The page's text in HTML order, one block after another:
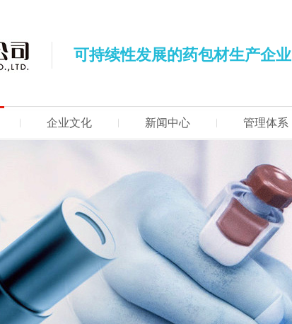
可持续性发展的药包材生产企业
企业文化 新闻中心 管理体系